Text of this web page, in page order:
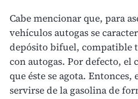
Cabe mencionar que, para
vehículos autogas se
depósito bifuel, compatible
con autogas. Por defecto, el
que éste se agota.
servirse de la gasolina de